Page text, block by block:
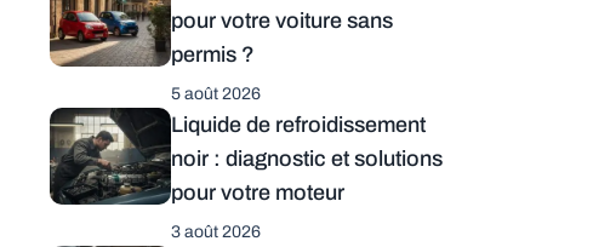
pour votre voiture sans
permis ?
5 août 2026
Liquide de refroidissement
noir : diagnostic et solutions
pour votre moteur
3 août 2026